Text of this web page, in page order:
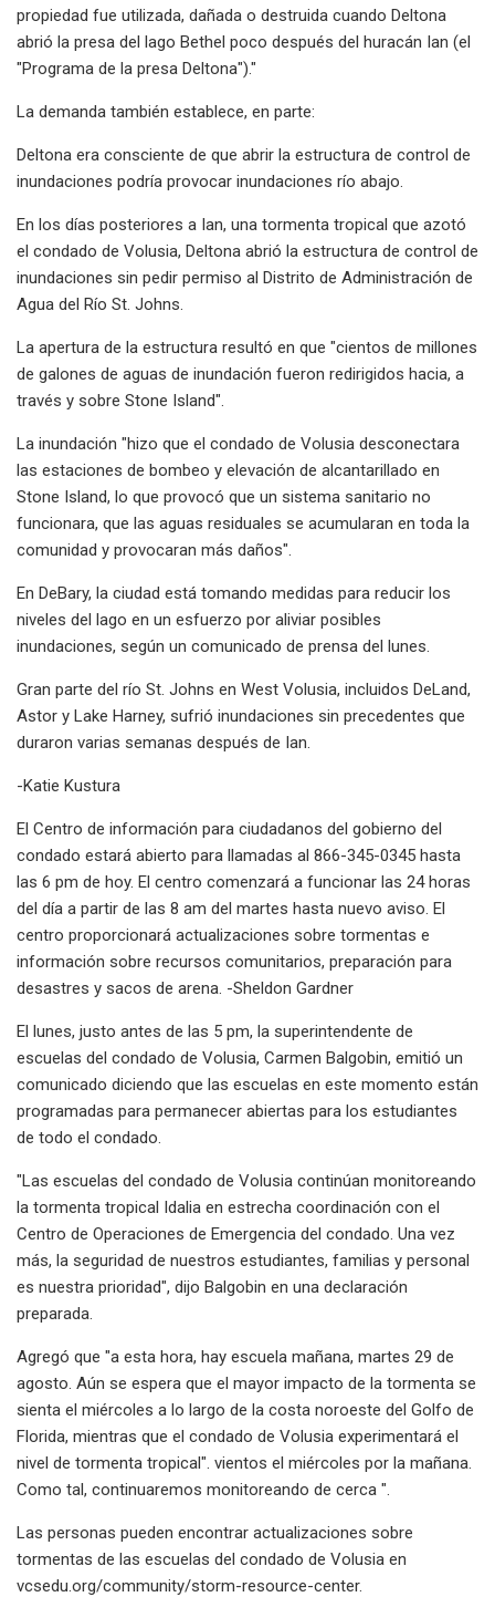
propiedad fue utilizada, dañada o destruida cuando Deltona
abrió la presa del lago Bethel poco después del huracán Ian (el
"Programa de la presa Deltona")."
La demanda también establece, en parte:
Deltona era consciente de que abrir la estructura de control de
inundaciones podría provocar inundaciones río abajo.
En los días posteriores a Ian, una tormenta tropical que azotó
el condado de Volusia, Deltona abrió la estructura de control de
inundaciones sin pedir permiso al Distrito de Administración de
Agua del Río St. Johns.
La apertura de la estructura resultó en que "cientos de millones
de galones de aguas de inundación fueron redirigidos hacia, a
través y sobre Stone Island".
La inundación "hizo que el condado de Volusia desconectara
las estaciones de bombeo y elevación de alcantarillado en
Stone Island, lo que provocó que un sistema sanitario no
funcionara, que las aguas residuales se acumularan en toda la
comunidad y provocaran más daños".
En DeBary, la ciudad está tomando medidas para reducir los
niveles del lago en un esfuerzo por aliviar posibles
inundaciones, según un comunicado de prensa del lunes.
Gran parte del río St. Johns en West Volusia, incluidos DeLand,
Astor y Lake Harney, sufrió inundaciones sin precedentes que
duraron varias semanas después de Ian.
-Katie Kustura
El Centro de información para ciudadanos del gobierno del
condado estará abierto para llamadas al 866-345-0345 hasta
las 6 pm de hoy. El centro comenzará a funcionar las 24 horas
del día a partir de las 8 am del martes hasta nuevo aviso. El
centro proporcionará actualizaciones sobre tormentas e
información sobre recursos comunitarios, preparación para
desastres y sacos de arena. -Sheldon Gardner
El lunes, justo antes de las 5 pm, la superintendente de
escuelas del condado de Volusia, Carmen Balgobin, emitió un
comunicado diciendo que las escuelas en este momento están
programadas para permanecer abiertas para los estudiantes
de todo el condado.
"Las escuelas del condado de Volusia continúan monitoreando
la tormenta tropical Idalia en estrecha coordinación con el
Centro de Operaciones de Emergencia del condado. Una vez
más, la seguridad de nuestros estudiantes, familias y personal
es nuestra prioridad", dijo Balgobin en una declaración
preparada.
Agregó que "a esta hora, hay escuela mañana, martes 29 de
agosto. Aún se espera que el mayor impacto de la tormenta se
sienta el miércoles a lo largo de la costa noroeste del Golfo de
Florida, mientras que el condado de Volusia experimentará el
nivel de tormenta tropical". vientos el miércoles por la mañana.
Como tal, continuaremos monitoreando de cerca ".
Las personas pueden encontrar actualizaciones sobre
tormentas de las escuelas del condado de Volusia en
vcsedu.org/community/storm-resource-center.